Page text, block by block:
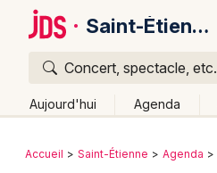
Saint-Étienne
Concert, spectacle, etc.
Aujourd'hui Agenda
Publier un événement
Retour
Accueil Saint-Étienne Agenda
Quoi ?
Où ?